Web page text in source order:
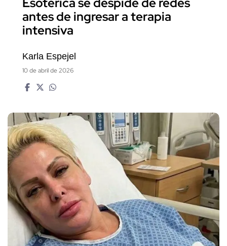
antes de ingresar a terapia
intensiva
Karla Espejel
10 de abril de 2026